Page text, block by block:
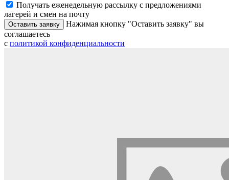
Получать еженедельную рассылку с предложениями
лагерей и смен на почту
Оставить заявку
Нажимая кнопку "Оставить заявку" вы
соглашаетесь
с политикой конфиденциальности